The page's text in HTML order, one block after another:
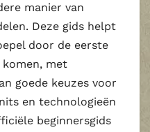
manier van
Deze gids helpt
door de eerste
komen, met
goede keuzes voor
en technologieën
beginnersgids